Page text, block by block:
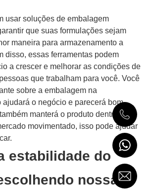
usar soluções de embalagem
que suas formulações sejam
maneira para armazenamento a
disso, essas ferramentas podem
a crescer e melhorar as condições de
que trabalham para você. Você
sobre a embalagem na
ajudará o negócio e parecerá bom
manterá o produto dentro
movimentado, isso pode ajudar
estabilidade do
nossa